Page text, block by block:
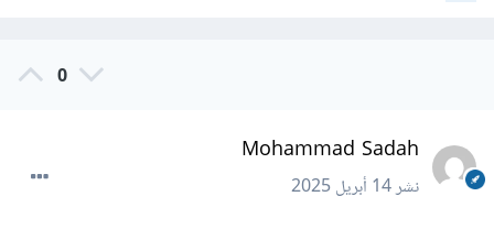
0
Mohammad Sadah
نشر14 أبريل 2025